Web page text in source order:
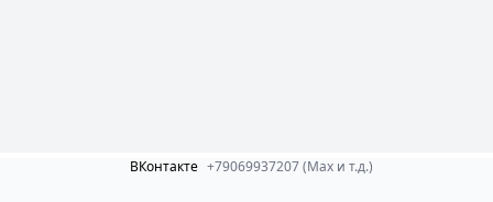
ВКонтакте +79069937207 (Max и т.д.)